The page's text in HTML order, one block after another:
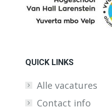
QUICK LINKS
Alle vacatures
Contact info